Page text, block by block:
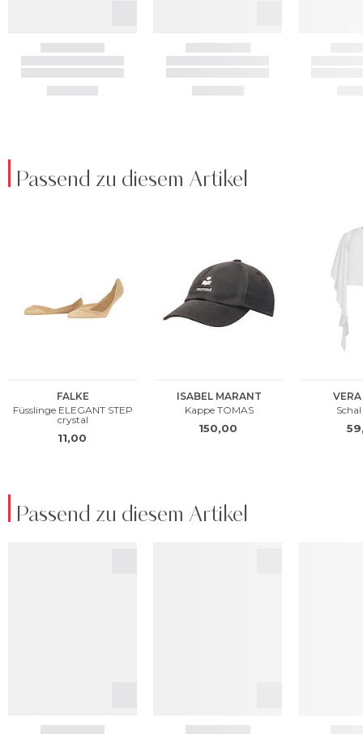
Passend zu diesem Artikel
Passend zu diesem Artikel